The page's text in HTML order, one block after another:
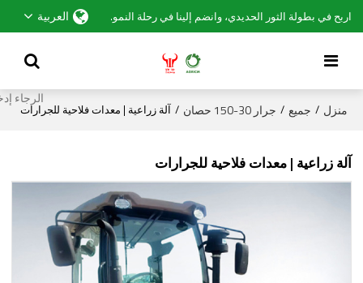
اربح في بطولة الثور الحديدي، وانضم إلينا في رحلة النمو. العربية
منزل / جميع / جرار 30-150 حصان / آلة زراعية | معدات فلاحية للجرارات
آلة زراعية | معدات فلاحية للجرارات